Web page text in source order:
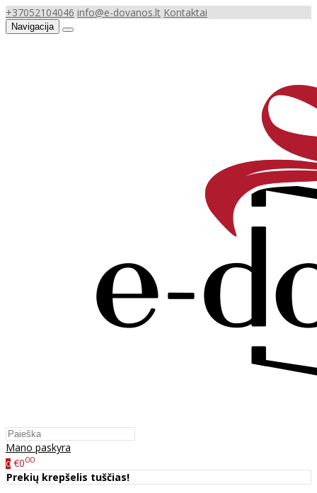
+37052104046 info@e-dovanos.lt Kontaktai
Navigacija
Mano paskyra
0 €000
Prekių krepšelis tuščias!